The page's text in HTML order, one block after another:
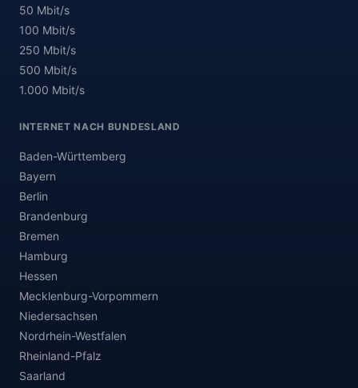
50 Mbit/s
100 Mbit/s
250 Mbit/s
500 Mbit/s
1.000 Mbit/s
INTERNET NACH BUNDESLAND
Baden-Württemberg
Bayern
Berlin
Brandenburg
Bremen
Hamburg
Hessen
Mecklenburg-Vorpommern
Niedersachsen
Nordrhein-Westfalen
Rheinland-Pfalz
Saarland